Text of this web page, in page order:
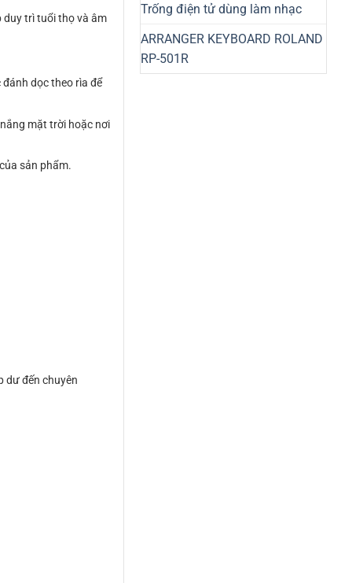
Trống điện tử dùng làm nhạc
ARRANGER KEYBOARD ROLAND
RP-501R
duy trì tuổi thọ và âm
dọc theo rìa để
mặt trời hoặc nơi
sản phẩm.
dư đến chuyên